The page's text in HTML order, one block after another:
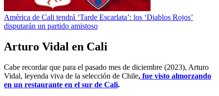
América de Cali tendrá ‘Tarde Escarlata’: los ‘Diablos Rojos’
disputarán un partido amistoso
Arturo Vidal en Cali
Cabe recordar que para el pasado mes de diciembre (2023), Arturo
Vidal, leyenda viva de la selección de Chile, fue visto almorzando
en un restaurante en el sur de Cali.